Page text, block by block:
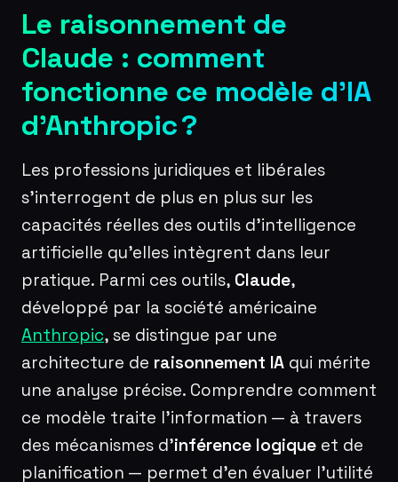
Le raisonnement de
Claude : comment
fonctionne ce modèle d’IA
d’Anthropic ?
Les professions juridiques et libérales
s’interrogent de plus en plus sur les
capacités réelles des outils d’intelligence
artificielle qu’elles intègrent dans leur
pratique. Parmi ces outils, Claude,
développé par la société américaine
Anthropic, se distingue par une
architecture de raisonnement IA qui mérite
une analyse précise. Comprendre comment
ce modèle traite l’information — à travers
des mécanismes d’inférence logique et de
planification — permet d’en évaluer l’utilité